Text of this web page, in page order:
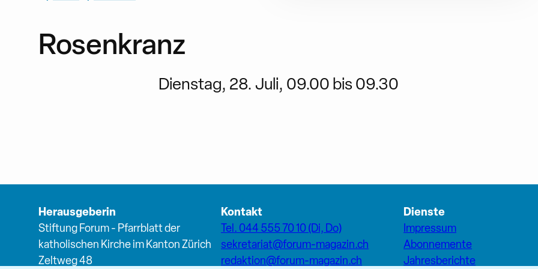
Rosenkranz
Dienstag, 28. Juli, 09.00 bis 09.30
Herausgeberin
Stiftung Forum - Pfarrblatt der
katholischen Kirche im Kanton Zürich
Zeltweg 48
Kontakt
Tel. 044 555 70 10 (Di, Do)
sekretariat@forum-magazin.ch
redaktion@forum-magazin.ch
Dienste
Impressum
Abonnemente
Jahresberichte